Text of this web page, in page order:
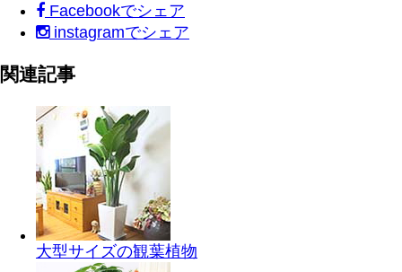
Facebookでシェア
instagramでシェア
関連記事
大型サイズの観葉植物